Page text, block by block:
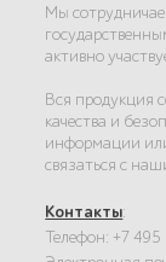
Мы
активно
Вся продукция
качества и
информации
связаться с
Контакты:
Телефон: +7